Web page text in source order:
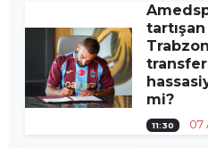
mi?
11:30 07